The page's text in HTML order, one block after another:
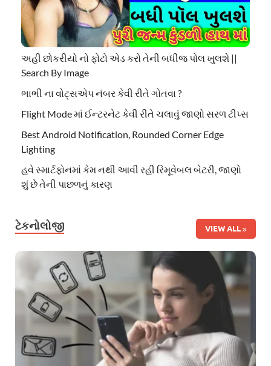
અહી છોકરીયો નો ફોટો એડ કરો તેની બધીજ પોલ ખુલશે ||
Search By Image
ભાભી ના વોટ્સએપ નંબર કેવી રીતે ગોતવા ?
Flight Mode માં ઈન્ટરનેટ કેવી રીતે ચલાવું જાણો સરળ ટીપ્સ
Best Android Notification, Rounded Corner Edge
Lighting
હવે સ્માર્ટફોનમાં કેમ નથી આવી રહી રિમૂવેબલ બેટરી, જાણો
શું છે તેની પાછળનું કારણ
ટેકનોલોજી VIEW ALL